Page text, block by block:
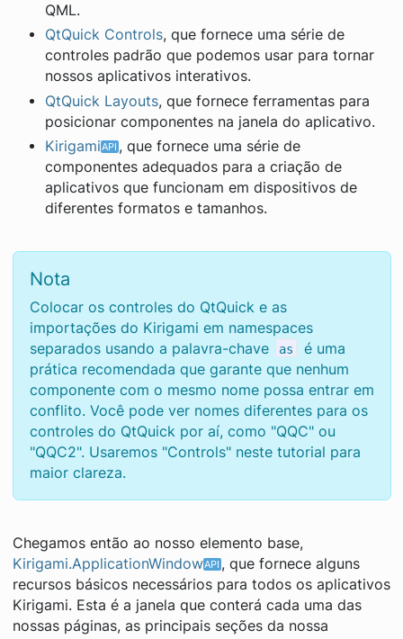
QML.
QtQuick Controls, que fornece uma série de
controles padrão que podemos usar para tornar
nossos aplicativos interativos.
QtQuick Layouts, que fornece ferramentas para
posicionar componentes na janela do aplicativo.
Kirigami
, que fornece uma série de
componentes adequados para a criação de
aplicativos que funcionam em dispositivos de
diferentes formatos e tamanhos.
Nota
Colocar os controles do QtQuick e as
importações do Kirigami em namespaces
separados usando a palavra-chave
as
é uma
prática recomendada que garante que nenhum
componente com o mesmo nome possa entrar em
conflito. Você pode ver nomes diferentes para os
controles do QtQuick por aí, como "QQC" ou
"QQC2". Usaremos "Controls" neste tutorial para
maior clareza.
Chegamos então ao nosso elemento base,
Kirigami.ApplicationWindow
, que fornece alguns
recursos básicos necessários para todos os aplicativos
Kirigami. Esta é a janela que conterá cada uma das
nossas páginas, as principais seções da nossa